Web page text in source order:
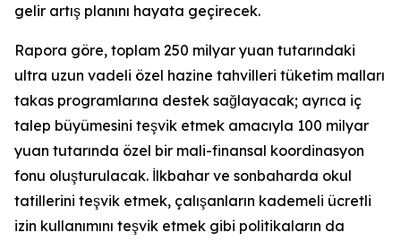
gelir artış planını hayata geçirecek.
Rapora göre, toplam 250 milyar yuan tutarındaki
ultra uzun vadeli özel hazine tahvilleri tüketim malları
takas programlarına destek sağlayacak; ayrıca iç
talep büyümesini teşvik etmek amacıyla 100 milyar
yuan tutarında özel bir mali-finansal koordinasyon
fonu oluşturulacak. İlkbahar ve sonbaharda okul
tatillerini teşvik etmek, çalışanların kademeli ücretli
izin kullanımını teşvik etmek gibi politikaların da